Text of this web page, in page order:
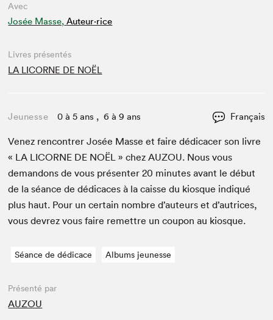
Avec
Josée Masse, Auteur·rice
Livres présentés
LA LICORNE DE NOËL
Jeunesse 0 à 5 ans , 6 à 9 ans Français
Venez ren­con­tr­er Josée Masse et faire dédi­cac­er son livre
« LA LICORNE DE NOËL » chezAUZOU. Nous vous
deman­dons de vous présen­ter20 min­utes avant le début
de la séance de dédi­caces à la caisse du kiosque indiqué
plus haut. Pour un cer­tain nom­bre d’auteurs et d’autrices,
vous devrez vous faire remet­tre un coupon au kiosque.
Séance de dédicace Albums jeunesse
Présenté par
AUZOU